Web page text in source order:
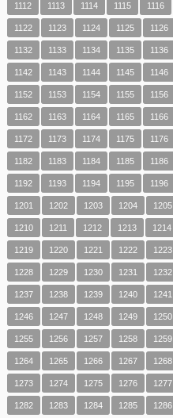
1112 1113 1114 1115 1116
1122 1123 1124 1125 1126
1132 1133 1134 1135 1136
1142 1143 1144 1145 1146
1152 1153 1154 1155 1156
1162 1163 1164 1165 1166
1172 1173 1174 1175 1176
1182 1183 1184 1185 1186
1192 1193 1194 1195 1196
1201 1202 1203 1204 1205
1210 1211 1212 1213 1214
1219 1220 1221 1222 1223
1228 1229 1230 1231 1232
1237 1238 1239 1240 1241
1246 1247 1248 1249 1250
1255 1256 1257 1258 1259
1264 1265 1266 1267 1268
1273 1274 1275 1276 1277
1282 1283 1284 1285 1286